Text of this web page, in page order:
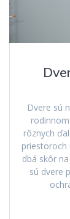
Dvere sú
rôznych
priestoroch
dbá skôr
sú dvere